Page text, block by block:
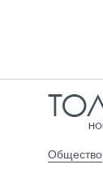
Общество